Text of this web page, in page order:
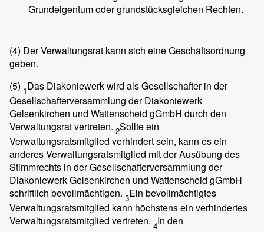
Grundeigentum oder grundstücksgleichen Rechten.
(4) Der Verwaltungsrat kann sich eine Geschäftsordnung
geben.
(5) 1Das Diakoniewerk wird als Gesellschafter in der
Gesellschafterversammlung der Diakoniewerk
Gelsenkirchen und Wattenscheid gGmbH durch den
Verwaltungsrat vertreten. 2Sollte ein
Verwaltungsratsmitglied verhindert sein, kann es ein
anderes Verwaltungsratsmitglied mit der Ausübung des
Stimmrechts in der Gesellschafterversammlung der
Diakoniewerk Gelsenkirchen und Wattenscheid gGmbH
schriftlich bevollmächtigen. 3Ein bevollmächtigtes
Verwaltungsratsmitglied kann höchstens ein verhindertes
Verwaltungsratsmitglied vertreten. 4In den